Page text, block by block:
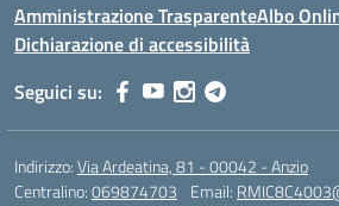
Amministrazione TrasparenteAlbo
Dichiarazione di accessibilità
Seguici su:
Indirizzo:Via Ardeatina, 81 - 00042 - Anzio
Centralino:069874703 Email: